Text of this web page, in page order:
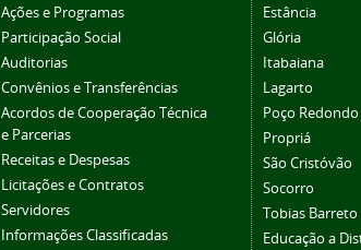
Ações e Programas
Participação Social
Auditorias
Convênios e Transferências
Acordos de Cooperação Técnica
e Parcerias
Receitas e Despesas
Licitações e Contratos
Servidores
Informações Classificadas
Estância
Glória
Itabaiana
Lagarto
Poço Redondo
Propriá
São Cristóvão
Socorro
Tobias Barreto
Educação a